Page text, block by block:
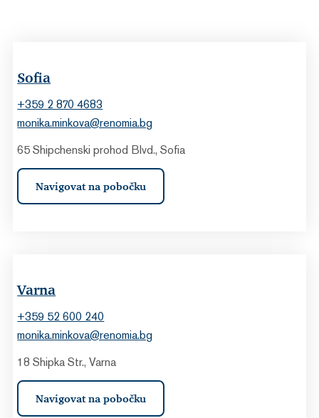
Sofia
+359 2 870 4683
monika.minkova@renomia.bg
65 Shipchenski prohod Blvd., Sofia
Navigovat na pobočku
Varna
+359 52 600 240
monika.minkova@renomia.bg
18 Shipka Str., Varna
Navigovat na pobočku